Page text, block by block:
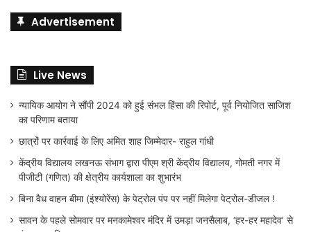
Advertisement
Live News
न्यायिक आयोग ने सौंपी 2024 को हुई संभल हिंसा की रिपोर्ट, पूर्व नियोजित साजिश
का परिणाम बताया
छात्रों पर कार्रवाई के लिए अमित शाह जिम्मेदार- राहुल गांधी
केंद्रीय विद्यालय लखनऊ संभाग द्वारा पीएम श्री केंद्रीय विद्यालय, गोमती नगर में
पीजीटी (गणित) की क्षेत्रीय कार्यशाला का शुभारंभ
बिना वैध वाहन बीमा (इंश्योरेंस) के पेट्रोल पंप पर नहीं मिलेगा पेट्रोल-डीजल !
सावन के पहले सोमवार पर मनकामेश्वर मंदिर में उमड़ा जनसैलाब, ‘हर-हर महादेव’ से